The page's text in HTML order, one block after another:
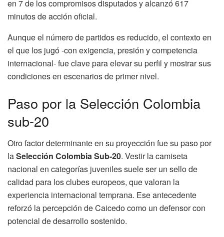
en 7 de los compromisos disputados y alcanzó 617
minutos de acción oficial.
Aunque el número de partidos es reducido, el contexto en
el que los jugó -con exigencia, presión y competencia
internacional- fue clave para elevar su perfil y mostrar sus
condiciones en escenarios de primer nivel.
Paso por la Selección Colombia
sub-20
Otro factor determinante en su proyección fue su paso por
laSelección Colombia Sub-20. Vestir la camiseta
nacional en categorías juveniles suele ser un sello de
calidad para los clubes europeos, que valoran la
experiencia internacional temprana. Ese antecedente
reforzó la percepción de Caicedo como un defensor con
potencial de desarrollo sostenido.